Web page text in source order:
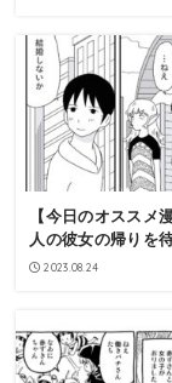
【今日のオススメ
人の彼女の帰りを
2023.08.24